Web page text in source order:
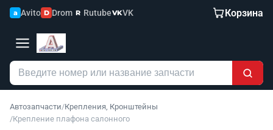
a Avito D Drom R RutubeVKVK Корзина
Автозапчасти/Крепления, Кронштейны
/Крепление плафона салонного